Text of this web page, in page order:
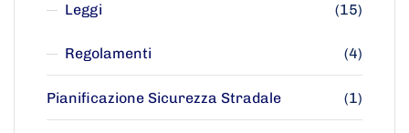
Leggi (15)
Regolamenti (4)
Pianificazione Sicurezza Stradale (1)